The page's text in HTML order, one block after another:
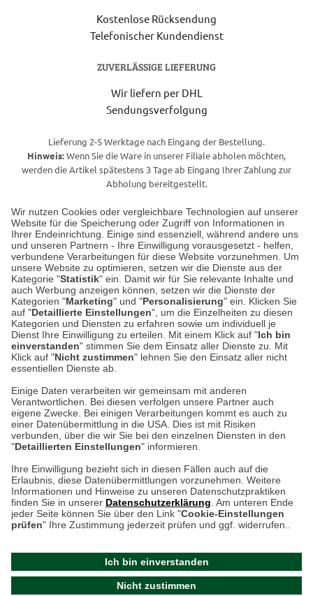
Wir nutzen Cookies oder vergleichbare Technologien auf unserer
Website für die Speicherung oder Zugriff von Informationen in
Ihrer Endeinrichtung. Einige sind essenziell, während andere uns
und unseren Partnern - Ihre Einwilligung vorausgesetzt - helfen,
verbundene Verarbeitungen für diese Website vorzunehmen. Um
unsere Website zu optimieren, setzen wir die Dienste aus der
Kategorie "Statistik" ein. Damit wir für Sie relevante Inhalte und
auch Werbung anzeigen können, setzen wir die Dienste der
Kategorien "Marketing" und "Personalisierung" ein. Klicken Sie
auf "Detaillierte Einstellungen", um die Einzelheiten zu diesen
Kategorien und Diensten zu erfahren sowie um individuell je
Dienst Ihre Einwilligung zu erteilen. Mit einem Klick auf "Ich bin
einverstanden" stimmen Sie dem Einsatz aller Dienste zu. Mit
Klick auf "Nicht zustimmen" lehnen Sie den Einsatz aller nicht
essentiellen Dienste ab.
Einige Daten verarbeiten wir gemeinsam mit anderen
Verantwortlichen. Bei diesen verfolgen unsere Partner auch
eigene Zwecke. Bei einigen Verarbeitungen kommt es auch zu
einer Datenübermittlung in die USA. Dies ist mit Risiken
verbunden, über die wir Sie bei den einzelnen Diensten in den
"Detaillierten Einstellungen" informieren.
Ihre Einwilligung bezieht sich in diesen Fällen auch auf die
Erlaubnis, diese Datenübermittlungen vorzunehmen. Weitere
Informationen und Hinweise zu unseren Datenschutzpraktiken
finden Sie in unserer Datenschutzerklärung . Am unteren Ende
jeder Seite können Sie über den Link "Cookie-Einstellungen
prüfen" Ihre Zustimmung jederzeit prüfen und ggf. widerrufen..
Ich bin einverstanden
Nicht zustimmen
Kostenlose Rücksendung
Telefonischer Kundendienst
ZUVERLÄSSIGE LIEFERUNG
Wir liefern per DHL
Sendungsverfolgung
Lieferung 2-5 Werktage nach Eingang der Bestellung.
Hinweis:Wenn Sie die Ware in unserer Filiale abholen möchten,
werden die Artikel spätestens 3 Tage ab Eingang Ihrer Zahlung zur
Abholung bereitgestellt.
Unser Geschäft in Meckenheim
Auf dem Steinbüchel 6
53340 Meckenheim
Montag bis Samstag 9:00 Uhr bis 18:00 Uhr
weitere Information
Hier finden Sie uns im Netz
Kontakt
Umwelt und Entsorgung
Zur Echtheit von Bewertungen
Hinweisgeber-Schutzgesetz
Barrierefreiheit unserer Website
am 07.08.2026 um 18:47
2024 THE BRITISH SHOP
Cookie-Einstellungen in Ihrem Browser
ACHTUNG!
Ihr Browser speichert aktuell keine Cookies!
Leider können Sie in diesem Fall unseren Online-Shop
Bitte stellen Sie sicher, dass Ihr Browser unsere funktionalen